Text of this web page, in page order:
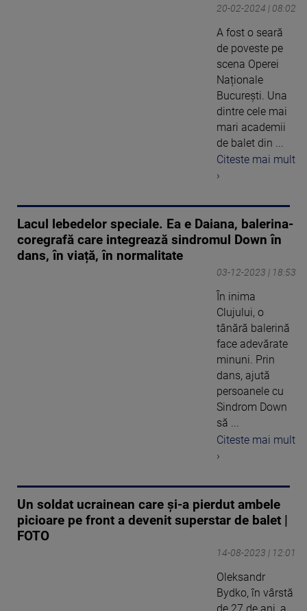
20-02-2024 | 08:02
A fost o seară
de poveste pe
scena Operei
Naționale
București. Una
dintre cele mai
mari academii
de balet din ...
Citeste mai mult
›
Lacul lebedelor speciale. Ea e Daiana, balerina-
coregrafă care integrează sindromul Down în
dans, în viață, în normalitate
03-12-2023 | 18:53
În inima
Clujului, o
tânără balerină
face adevărate
minuni. Prin
dans, ajută
persoanele cu
Sindrom Down
să ...
Citeste mai mult
›
Un soldat ucrainean care și-a pierdut ambele
picioare pe front a devenit superstar de balet |
FOTO
14-08-2023 | 12:01
Oleksandr
Bydko, în vârstă